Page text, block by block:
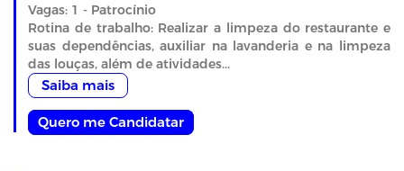
Vagas: 1 - Patrocínio
Rotina de trabalho: Realizar a limpeza do restaurante e
suas dependências, auxiliar na lavanderia e na limpeza
das louças, além de atividades...
Saiba mais
Quero me Candidatar